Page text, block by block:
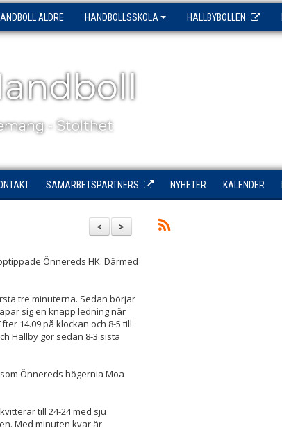
ÄLDRE HANDBOLLSSKOLA HALLBYBOLLEN
- Stolthet
SAMARBETSPARTNERS NYHETER KALENDER
>
<
Önnereds HK. Därmed
tre minuterna. Sedan börjar
sig en knapp ledning när
14.09 på klockan och 8-5 till
Hallby gör sedan 8-3 sista
Önnereds högernia Moa
till 24-24 med sju
Med minuten kvar är